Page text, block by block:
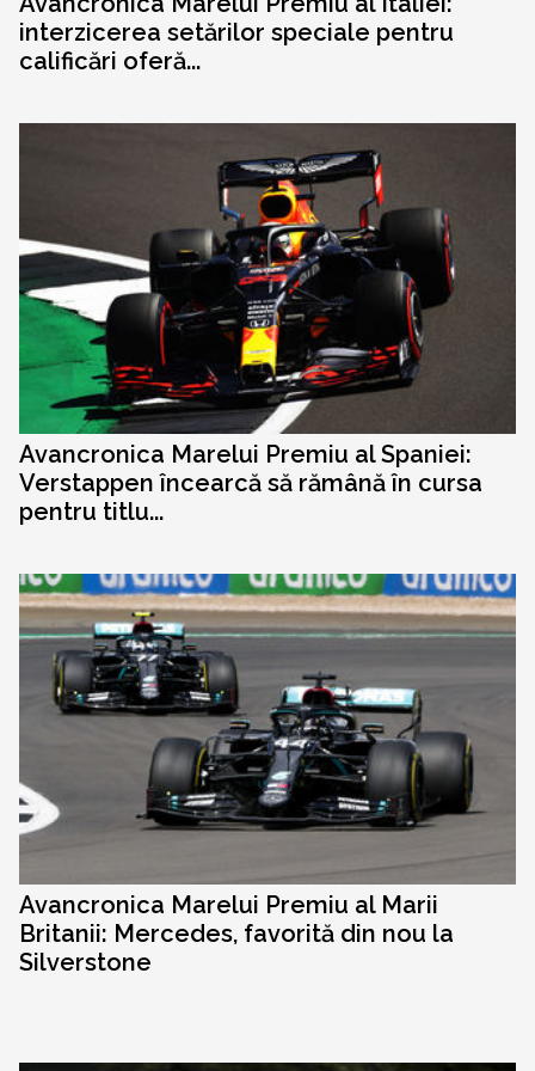
interzicerea setărilor speciale pentru
calificări oferă...
Avancronica Marelui Premiu al Spaniei:
Verstappen încearcă să rămână în cursa
pentru titlu...
Avancronica Marelui Premiu al Marii
Britanii: Mercedes, favorită din nou la
Silverstone